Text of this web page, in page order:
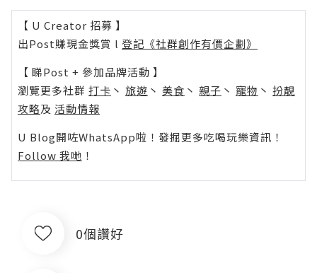
【 U Creator 招募 】
出Post賺現金獎賞 l 登記《社群創作有價企劃》
【 睇Post + 參加品牌活動 】
瀏覽更多社群 打卡 丶 旅遊 丶 美食 丶 親子 丶 寵物 丶 扮靚
攻略及 活動情報
U Blog開咗WhatsApp啦！發掘更多吃喝玩樂資訊！
Follow 我哋 ！
0個讚好